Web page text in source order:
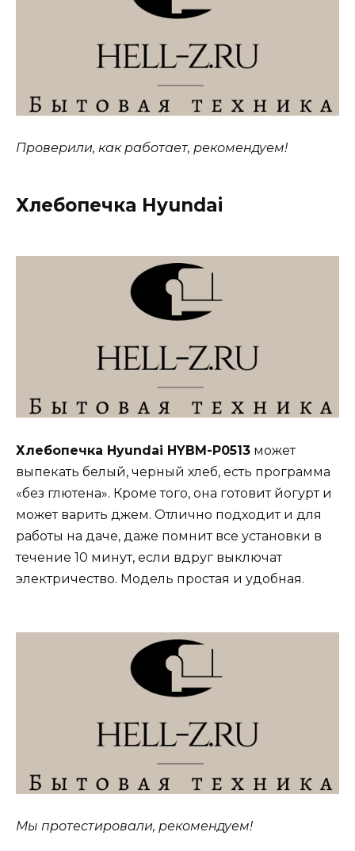
Проверили, как работает, рекомендуем!
Хлебопечка Hyundai
Хлебопечка Hyundai HYBM-P0513 может
выпекать белый, черный хлеб, есть программа
«без глютена». Кроме того, она готовит йогурт и
может варить джем. Отлично подходит и для
работы на даче, даже помнит все установки в
течение 10 минут, если вдруг выключат
электричество. Модель простая и удобная.
Мы протестировали, рекомендуем!